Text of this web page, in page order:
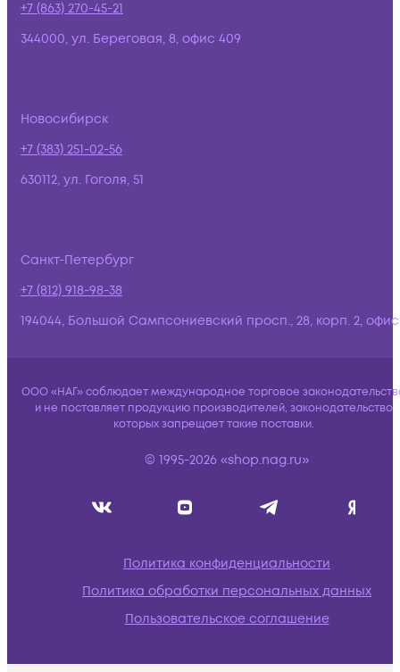
+7 (863) 270-45-21
344000, ул. Береговая, 8, офис 409
Новосибирск
+7 (383) 251-02-56
630112, ул. Гоголя, 51
Санкт-Петербург
+7 (812) 918-98-38
194044, Большой Сампсониевский просп., 28, корп. 2,
ООО «НАГ» соблюдает международное торговое
и не поставляет продукцию производителей, законодательство
которых запрещает такие поставки.
© 1995-2026 «shop.nag.ru»
Политика конфиденциальности
Политика обработки персональных данных
Пользовательское соглашение